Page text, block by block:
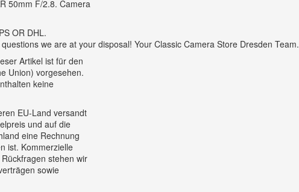
50mm F/2.8. Camera
OR DHL.
we are at your disposal! Your Classic Camera Store Dresden Team.
Artikel ist für den
Union) vorgesehen.
keine
EU-Land versandt
und auf die
eine Rechnung
ist. Kommerzielle
stehen wir
sowie